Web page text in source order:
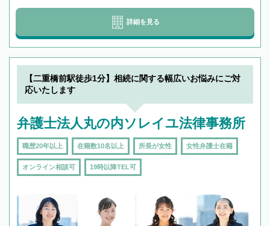
詳細を見る
【二重橋前駅徒歩1分】相続に関する幅広いお悩みにご対
応いたします
弁護士法人丸の内ソレイユ法律事務所
職歴20年以上 在籍数10名以上 所長が女性 女性弁護士在籍
オンライン相談可 19時以降TEL可